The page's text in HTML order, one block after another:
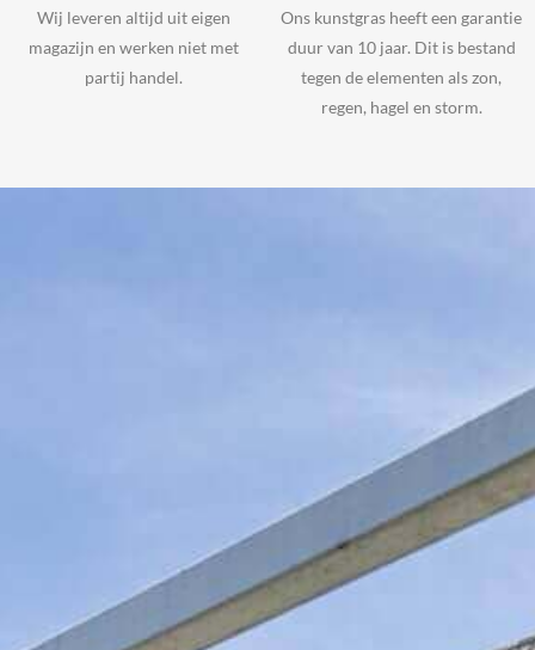
Wij leveren altijd uit eigen
magazijn en werken niet met
partij handel.
Ons kunstgras heeft een garantie
duur van 10 jaar. Dit is bestand
tegen de elementen als zon,
regen, hagel en storm.